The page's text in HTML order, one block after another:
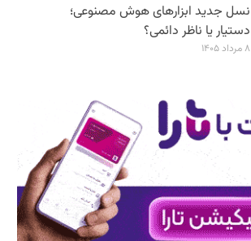
نسل جدید ابزارهای هوش مصنوعی؛
دستیار یا ناظر دائمی؟
۸ مرداد ۱۴۰۵